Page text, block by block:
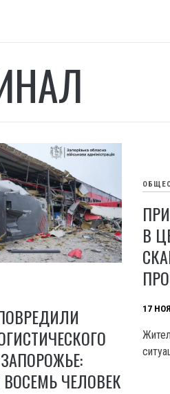
ЧЕЛОВЕК
В
17